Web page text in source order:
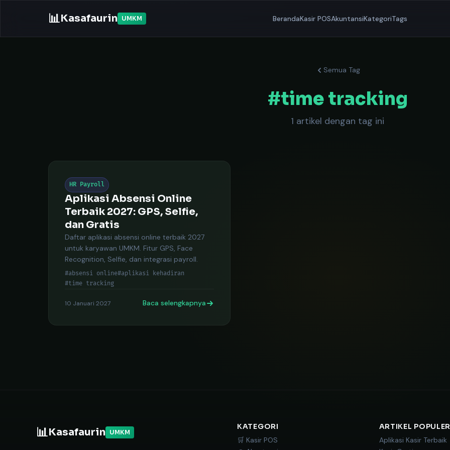
📊Kasafaurin UMKM BerandaKasir POSAkuntansiKategoriTags
Semua Tag
#time tracking
1 artikel dengan tag ini
HR Payroll
Aplikasi Absensi Online
Terbaik 2027: GPS, Selfie,
dan Gratis
Daftar aplikasi absensi online terbaik 2027
untuk karyawan UMKM. Fitur GPS, Face
Recognition, Selfie, dan integrasi payroll.
#absensi online#aplikasi kehadiran
#time tracking
10 Januari 2027 Baca selengkapnya
📊Kasafaurin UMKM
KATEGORI
🛒 Kasir POS
ARTIKEL POPULER
Aplikasi Kasir Terbaik